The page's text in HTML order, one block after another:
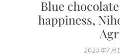
Blue
happiness,
2023年7月